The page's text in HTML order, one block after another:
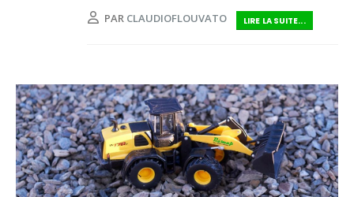
PAR CLAUDIOFLOUVATO LIRE LA SUITE...